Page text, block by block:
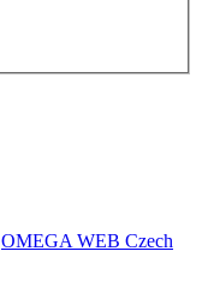
OMEGA WEB Czech